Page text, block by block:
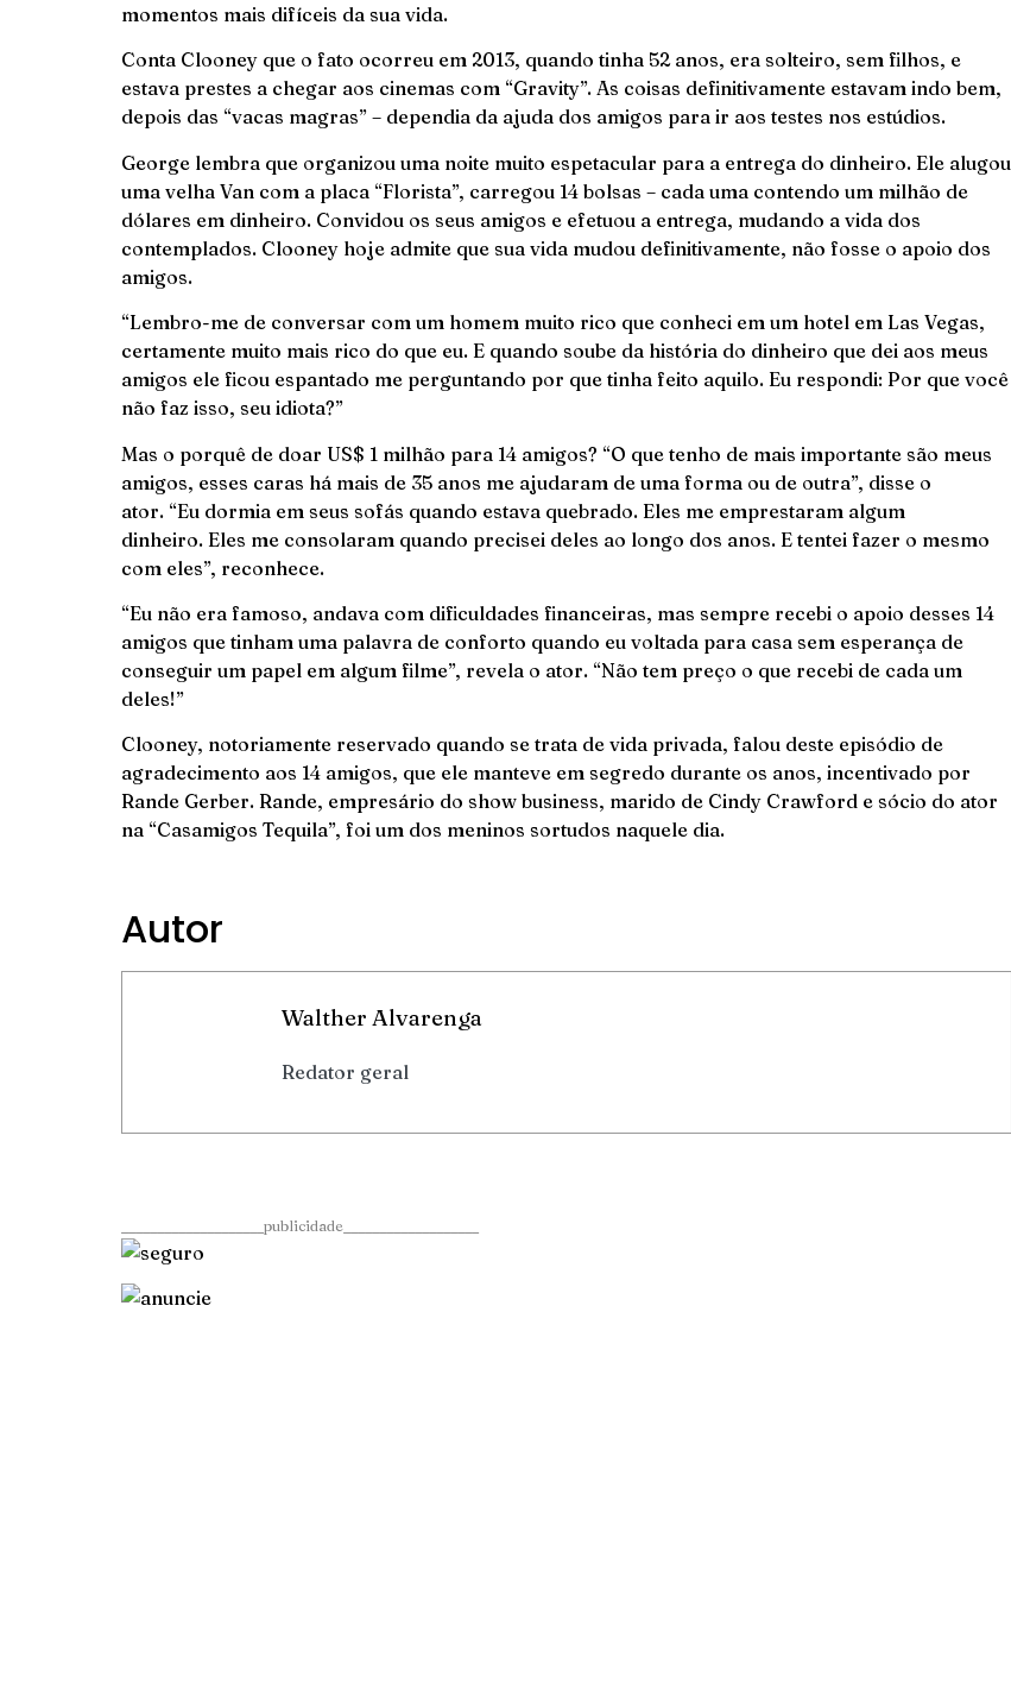
momentos mais difíceis da sua vida.
Conta Clooney que o fato ocorreu em 2013, quando tinha 52 anos, era solteiro, sem filhos, e
estava prestes a chegar aos cinemas com “Gravity”. As coisas definitivamente estavam indo bem,
depois das “vacas magras” – dependia da ajuda dos amigos para ir aos testes nos estúdios.
George lembra que organizou uma noite muito espetacular para a entrega do dinheiro. Ele alugou
uma velha Van com a placa “Florista”, carregou 14 bolsas – cada uma contendo um milhão de
dólares em dinheiro. Convidou os seus amigos e efetuou a entrega, mudando a vida dos
contemplados. Clooney hoje admite que sua vida mudou definitivamente, não fosse o apoio dos
amigos.
“Lembro-me de conversar com um homem muito rico que conheci em um hotel em Las Vegas,
certamente muito mais rico do que eu. E quando soube da história do dinheiro que dei aos meus
amigos ele ficou espantado me perguntando por que tinha feito aquilo. Eu respondi: Por que você
não faz isso, seu idiota?”
Mas o porquê de doar US$ 1 milhão para 14 amigos? “O que tenho de mais importante são meus
amigos, esses caras há mais de 35 anos me ajudaram de uma forma ou de outra”, disse o
ator. “Eu dormia em seus sofás quando estava quebrado. Eles me emprestaram algum
dinheiro. Eles me consolaram quando precisei deles ao longo dos anos. E tentei fazer o mesmo
com eles”, reconhece.
“Eu não era famoso, andava com dificuldades financeiras, mas sempre recebi o apoio desses 14
amigos que tinham uma palavra de conforto quando eu voltada para casa sem esperança de
conseguir um papel em algum filme”, revela o ator. “Não tem preço o que recebi de cada um
deles!”
Clooney, notoriamente reservado quando se trata de vida privada, falou deste episódio de
agradecimento aos 14 amigos, que ele manteve em segredo durante os anos, incentivado por
Rande Gerber. Rande, empresário do show business, marido de Cindy Crawford e sócio do ator
na “Casamigos Tequila”, foi um dos meninos sortudos naquele dia.
Autor
Walther Alvarenga
Redator geral
____________________publicidade___________________